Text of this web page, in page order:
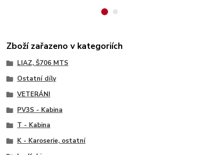
Zboží zařazeno v kategoriích
LIAZ, Š706 MTS
Ostatní díly
VETERÁNI
PV3S - Kabina
T - Kabina
K - Karoserie, ostatní